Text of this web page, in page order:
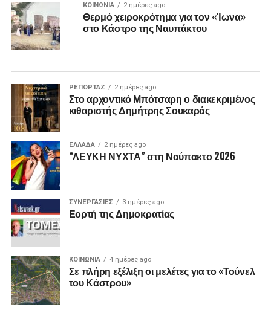
ΚΟΙΝΩΝΙΑ 2 ημέρες ago
Θερμό χειροκρότημα για τον «Ίωνα»
στο Κάστρο της Ναυπάκτου
ΡΕΠΟΡΤΑΖ 2 ημέρες ago
Στο αρχοντικό Μπότσαρη ο διακεκριμένος
κιθαριστής Δημήτρης Σουκαράς
ΕΛΛΑΔΑ 2 ημέρες ago
“ΛΕΥΚΗ ΝΥΧΤΑ” στη Ναύπακτο 2026
ΣΥΝΕΡΓΑΣΙΕΣ 3 ημέρες ago
Εορτή της Δημοκρατίας
ΚΟΙΝΩΝΙΑ 4 ημέρες ago
Σε πλήρη εξέλιξη οι μελέτες για το «Τούνελ
του Κάστρου»